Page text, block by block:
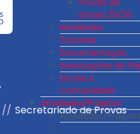
Ensaio 25/26
Novidades
Tutoriais
Documentação
Associações de
Escola e
Comunidade
Atividades/Projetos
Atividades/
// Secretariado de Provas